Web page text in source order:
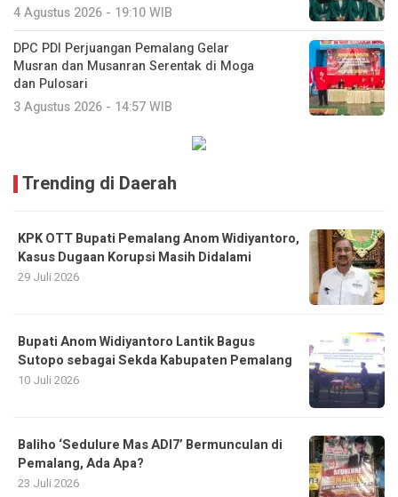
4 Agustus 2026 - 19:10 WIB
DPC PDI Perjuangan Pemalang Gelar
Musran dan Musanran Serentak di Moga
dan Pulosari
3 Agustus 2026 - 14:57 WIB
Trending di Daerah
KPK OTT Bupati Pemalang Anom Widiyantoro,
Kasus Dugaan Korupsi Masih Didalami
29 Juli 2026
Bupati Anom Widiyantoro Lantik Bagus
Sutopo sebagai Sekda Kabupaten Pemalang
10 Juli 2026
Baliho ‘Sedulure Mas ADI7’ Bermunculan di
Pemalang, Ada Apa?
23 Juli 2026